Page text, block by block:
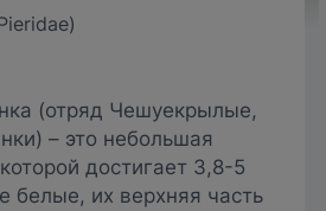
(отряд Чешуекрылые,
– это небольшая
достигает 3,8-5
белые, их верхняя часть